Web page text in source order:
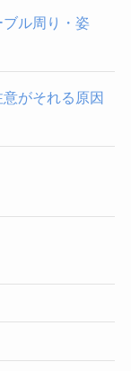
ル周り・姿
がそれる原因